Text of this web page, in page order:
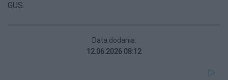
GUS.
Data dodania:
12.06.2026 08:12